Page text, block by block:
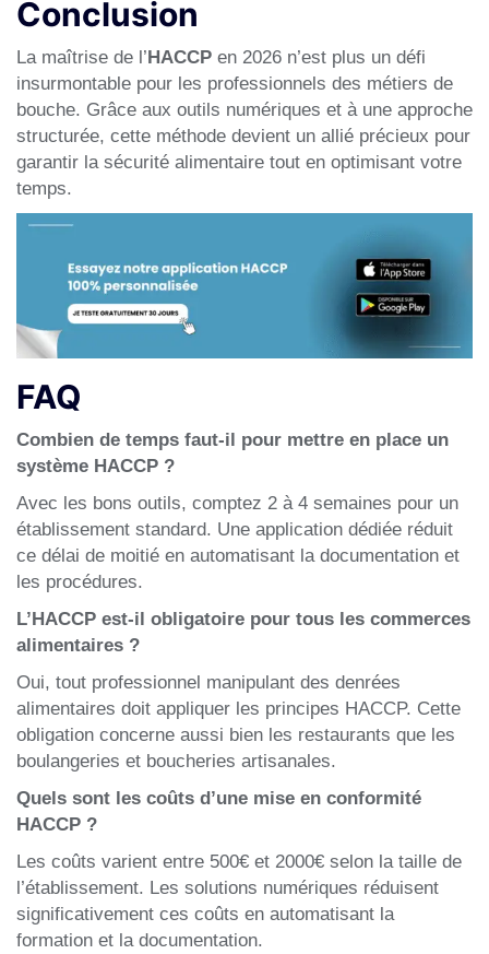
Conclusion
La maîtrise de l’HACCP en 2026 n’est plus un défi
insurmontable pour les professionnels des métiers de
bouche. Grâce aux outils numériques et à une approche
structurée, cette méthode devient un allié précieux pour
garantir la sécurité alimentaire tout en optimisant votre
temps.
FAQ
Combien de temps faut-il pour mettre en place un
système HACCP ?
Avec les bons outils, comptez 2 à 4 semaines pour un
établissement standard. Une application dédiée réduit
ce délai de moitié en automatisant la documentation et
les procédures.
L’HACCP est-il obligatoire pour tous les commerces
alimentaires ?
Oui, tout professionnel manipulant des denrées
alimentaires doit appliquer les principes HACCP. Cette
obligation concerne aussi bien les restaurants que les
boulangeries et boucheries artisanales.
Quels sont les coûts d’une mise en conformité
HACCP ?
Les coûts varient entre 500€ et 2000€ selon la taille de
l’établissement. Les solutions numériques réduisent
significativement ces coûts en automatisant la
formation et la documentation.